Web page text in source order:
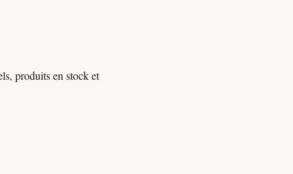
produits en stock et